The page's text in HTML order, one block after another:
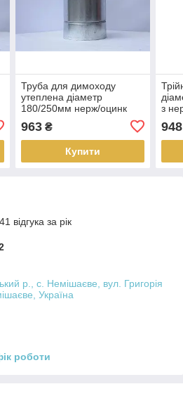
Труба для димоходу
утеплена діаметр
180/250мм нерж/оцинк
0,25м 1мм (сендвіч) AISI
321
963₴
Купити
з
948
відгука за рік
р., с. Немішаєве, вул. Григорія
Україна
роботи